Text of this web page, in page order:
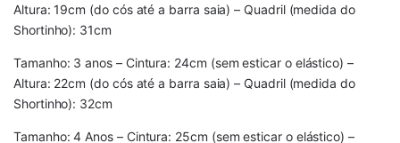
Altura: 19cm (do cós até a barra saia) – Quadril (medida do
Shortinho): 31cm
Tamanho: 3 anos – Cintura: 24cm (sem esticar o elástico) –
Altura: 22cm (do cós até a barra saia) – Quadril (medida do
Shortinho): 32cm
Tamanho: 4 Anos – Cintura: 25cm (sem esticar o elástico) –